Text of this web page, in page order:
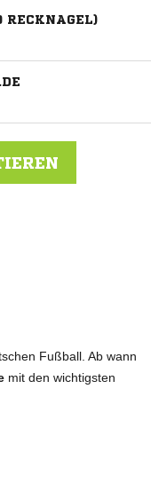
RECKNAGEL)
Fußball. Ab wann
mit den wichtigsten